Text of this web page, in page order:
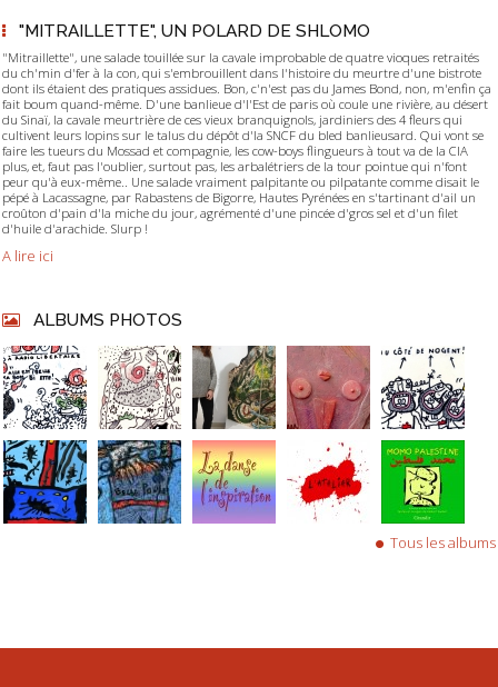
"MITRAILLETTE", UN POLARD DE SHLOMO
"Mitraillette", une salade touillée sur la cavale improbable de quatre vioques retraités
du ch'min d'fer à la con, qui s'embrouillent dans l'histoire du meurtre d'une bistrote
dont ils étaient des pratiques assidues. Bon, c'n'est pas du James Bond, non, m'enfin ça
fait boum quand-même. D'une banlieue d'l'Est de paris où coule une rivière, au désert
du Sinaï, la cavale meurtrière de ces vieux branquignols, jardiniers des 4 fleurs qui
cultivent leurs lopins sur le talus du dépôt d'la SNCF du bled banlieusard. Qui vont se
faire les tueurs du Mossad et compagnie, les cow-boys flingueurs à tout va de la CIA
plus, et, faut pas l'oublier, surtout pas, les arbalétriers de la tour pointue qui n'font
peur qu'à eux-même.. Une salade vraiment palpitante ou pilpatante comme disait le
pépé à Lacassagne, par Rabastens de Bigorre, Hautes Pyrénées en s'tartinant d'ail un
croûton d'pain d'la miche du jour, agrémenté d'une pincée d'gros sel et d'un filet
d'huile d'arachide. Slurp !
A lire ici
ALBUMS PHOTOS
Tous les albums